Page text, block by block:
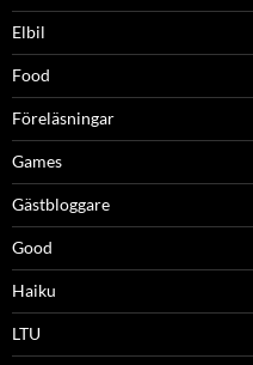
Elbil
Food
Föreläsningar
Games
Gästbloggare
Good
Haiku
LTU